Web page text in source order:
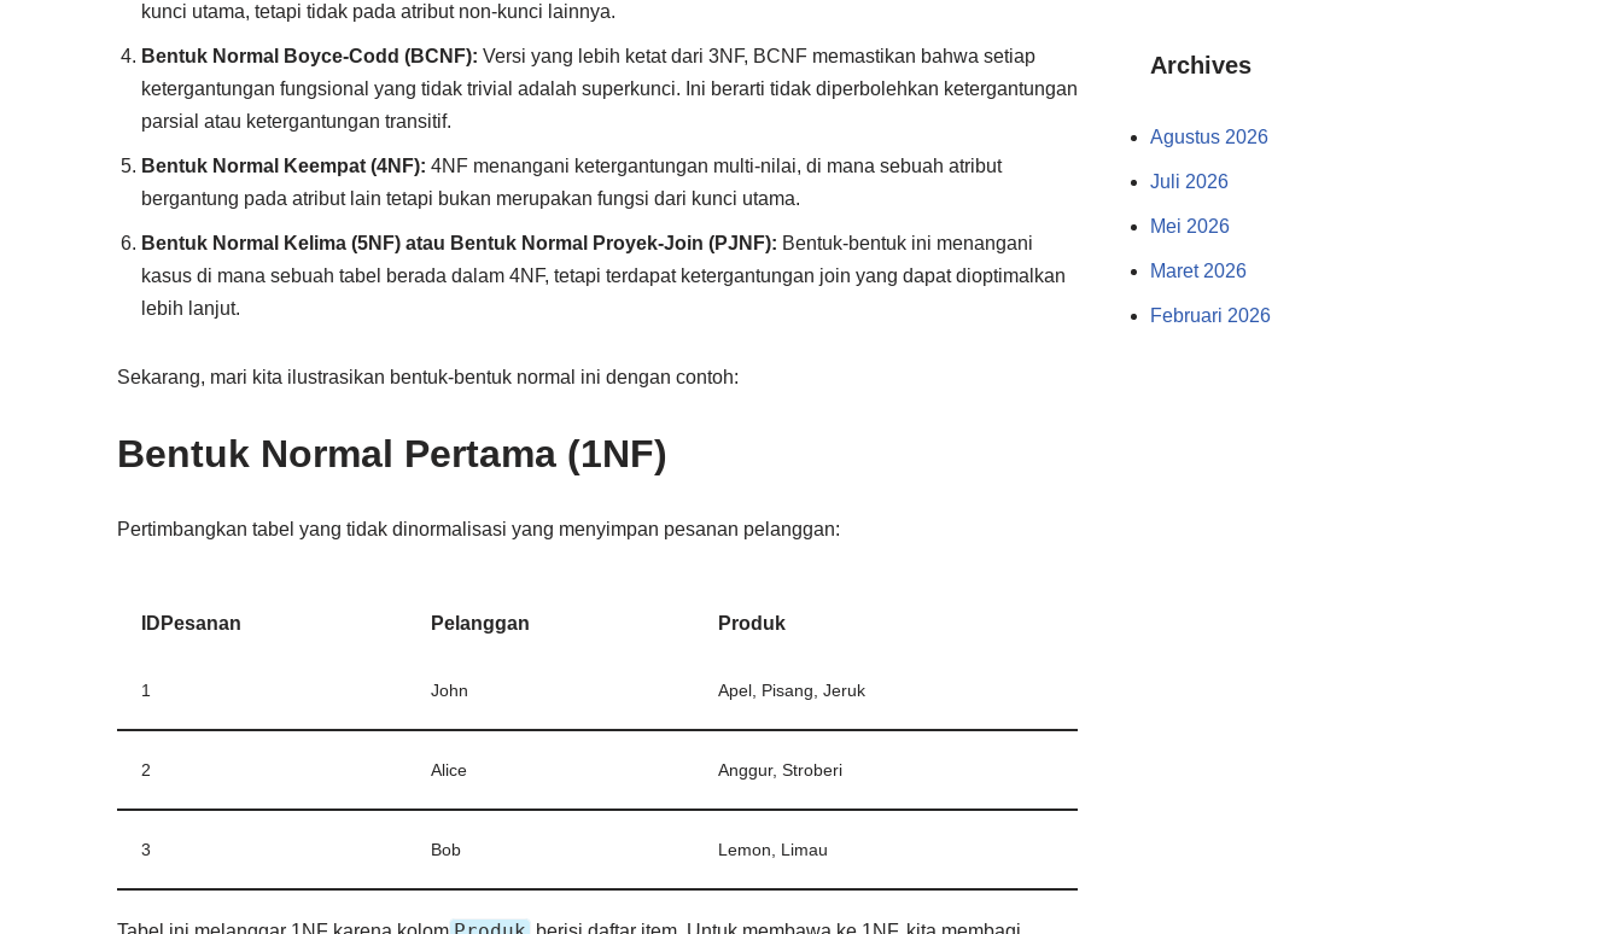
kunci utama, tetapi tidak pada atribut non-kunci lainnya.
Bentuk Normal Boyce-Codd (BCNF): Versi yang lebih ketat dari 3NF, BCNF memastikan bahwa setiap
ketergantungan fungsional yang tidak trivial adalah superkunci. Ini berarti tidak diperbolehkan ketergantungan
parsial atau ketergantungan transitif.
Bentuk Normal Keempat (4NF): 4NF menangani ketergantungan multi-nilai, di mana sebuah atribut
bergantung pada atribut lain tetapi bukan merupakan fungsi dari kunci utama.
Bentuk Normal Kelima (5NF) atau Bentuk Normal Proyek-Join (PJNF): Bentuk-bentuk ini menangani
kasus di mana sebuah tabel berada dalam 4NF, tetapi terdapat ketergantungan join yang dapat dioptimalkan
lebih lanjut.
Sekarang, mari kita ilustrasikan bentuk-bentuk normal ini dengan contoh:
Bentuk Normal Pertama (1NF)
Pertimbangkan tabel yang tidak dinormalisasi yang menyimpan pesanan pelanggan:
IDPesanan Pelanggan Produk
1 John Apel, Pisang, Jeruk
2 Alice Anggur, Stroberi
3 Bob Lemon, Limau
Archives
Agustus 2026
Juli 2026
Mei 2026
Maret 2026
Februari 2026